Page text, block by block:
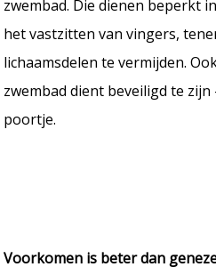
zwembad. Die dienen beperkt
het vastzitten van vingers,
lichaamsdelen te vermijden.
zwembad dient beveiligd te
poortje.
Voorkomen is beter dan